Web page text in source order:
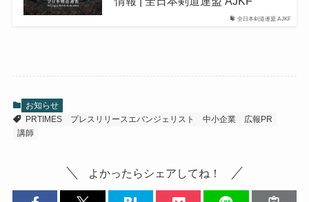
全日本剣道連盟 AJKF
お知らせ
PRTIMES
プレスリリースエバンジェリスト 中小企業
広報PR
講師
よかったらシェアしてね！